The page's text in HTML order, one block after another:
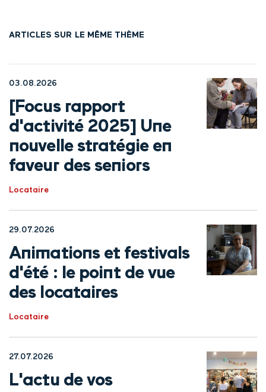
ARTICLES SUR LE MÊME THÈME
03.08.2026
[Focus rapport
d'activité 2025] Une
nouvelle stratégie en
faveur des seniors
Locataire
29.07.2026
Animations et festivals
d'été : le point de vue
des locataires
Locataire
27.07.2026
L'actu de vos